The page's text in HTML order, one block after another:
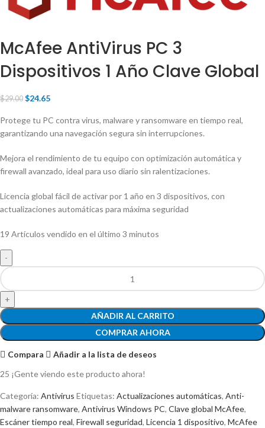
McAfee AntiVirus PC 3
Dispositivos 1 Año Clave Global
$29.00 $24.65
Protege tu PC contra virus, malware y ransomware en tiempo real,
garantizando una navegación segura sin interrupciones.
Mejora el rendimiento de tu equipo con optimización automática y
firewall avanzado, ideal para uso diario sin ralentizaciones.
Licencia global fácil de activar por 1 año en 3 dispositivos, con
actualizaciones automáticas para máxima seguridad
19 Artículos vendido en el último 3 minutos
AÑADIR AL CARRITO
COMPRAR AHORA
Compara
Añadir a la lista de deseos
25 ¡Gente viendo este producto ahora!
Categoría: Antivirus Etiquetas: Actualizaciones automáticas, Anti-
malware ransomware, Antivirus Windows PC, Clave global McAfee,
Escáner tiempo real, Firewall seguridad, Licencia 1 dispositivo, McAfee